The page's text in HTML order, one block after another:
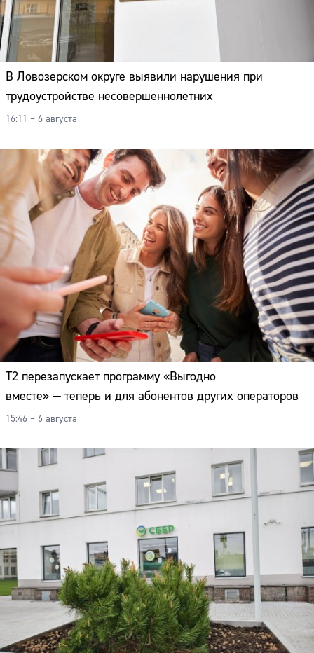
В Ловозерском округе выявили нарушения при
трудоустройстве несовершеннолетних
16:11 – 6 августа
Т2 перезапускает программу «Выгодно
вместе» — теперь и для абонентов других операторов
15:46 – 6 августа